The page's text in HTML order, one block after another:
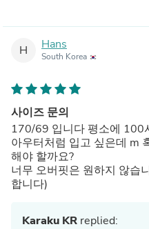
H Hans
South Korea
사이즈 문의
170/69 입니다 평소에 100
아우터처럼 입고 싶은데 m
해야 할까요?
너무 오버핏은 원하지 않습
합니다)
Karaku KR replied: